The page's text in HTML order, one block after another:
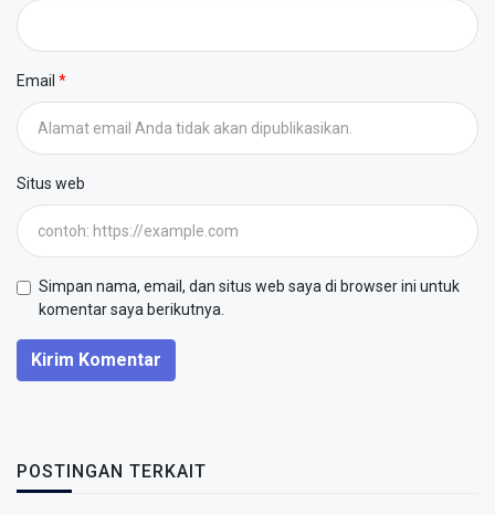
Email
Situs web
Simpan nama, email, dan situs web saya di browser ini untuk
komentar saya berikutnya.
Kirim Komentar
POSTINGAN TERKAIT